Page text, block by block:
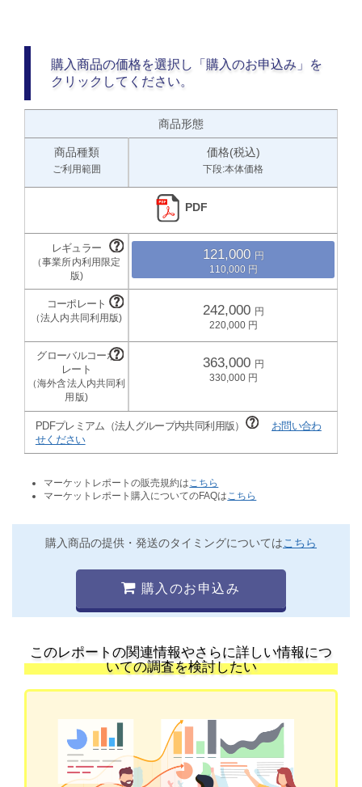
購入商品の価格を選択し「購入のお申込み」を
クリックしてください。
商品形態
商品種類
ご利用範囲
価格(税込)
下段:本体価格
PDF
121,000
110,000
242,000
220,000
363,000
330,000
PDFプレミアム（法人グループ内共同利用版）
お問い合わ
せください
マーケットレポートの販売規約は こちら
マーケットレポート購入についてのFAQは こちら
購入商品の提供・発送のタイミングについてはこちら
購入のお申込み
このレポートの関連情報やさらに詳しい情報につ
いての調査を検討したい